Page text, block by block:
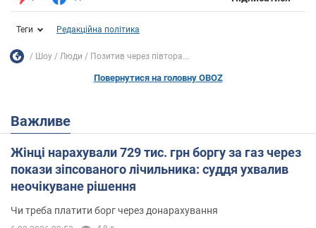
Теги Редакційна політика
Шоу Люди Позитив через півтора...
Повернутися на головну OBOZ
Важливе
Жінці нарахували 729 тис. грн боргу за газ через
покази зіпсованого лічильника: суддя ухвалив
неочікуване рішення
Чи треба платити борг через донарахування